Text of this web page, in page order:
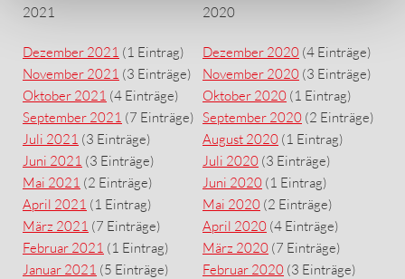
2021
Dezember 2021 (1 Eintrag)
November 2021 (3 Einträge)
Oktober 2021 (4 Einträge)
September 2021 (7 Einträge)
Juli 2021 (3 Einträge)
Juni 2021 (3 Einträge)
Mai 2021 (2 Einträge)
April 2021 (1 Eintrag)
März 2021 (7 Einträge)
Februar 2021 (1 Eintrag)
Januar 2021 (5 Einträge)
2020
Dezember 2020 (4 Einträge)
November 2020 (3 Einträge)
Oktober 2020 (1 Eintrag)
September 2020 (2 Einträge)
August 2020 (1 Eintrag)
Juli 2020 (3 Einträge)
Juni 2020 (1 Eintrag)
Mai 2020 (2 Einträge)
April 2020 (4 Einträge)
März 2020 (7 Einträge)
Februar 2020 (3 Einträge)